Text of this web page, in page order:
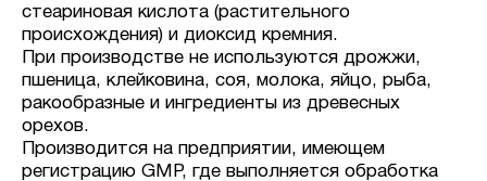
стеариновая кислота (растительного
происхождения) и диоксид кремния.
При производстве не используются дрожжи,
пшеница, клейковина, соя, молока, яйцо, рыба,
ракообразные и ингредиенты из древесных
орехов.
Производится на предприятии, имеющем
регистрацию GMP, где выполняется обработка